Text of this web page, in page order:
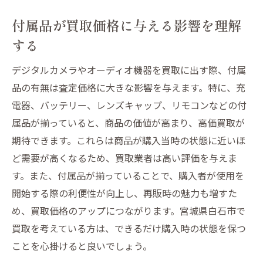
付属品が買取価格に与える影響を理解
する
デジタルカメラやオーディオ機器を買取に出す際、付属
品の有無は査定価格に大きな影響を与えます。特に、充
電器、バッテリー、レンズキャップ、リモコンなどの付
属品が揃っていると、商品の価値が高まり、高価買取が
期待できます。これらは商品が購入当時の状態に近いほ
ど需要が高くなるため、買取業者は高い評価を与えま
す。また、付属品が揃っていることで、購入者が使用を
開始する際の利便性が向上し、再販時の魅力も増すた
め、買取価格のアップにつながります。宮城県白石市で
買取を考えている方は、できるだけ購入時の状態を保つ
ことを心掛けると良いでしょう。